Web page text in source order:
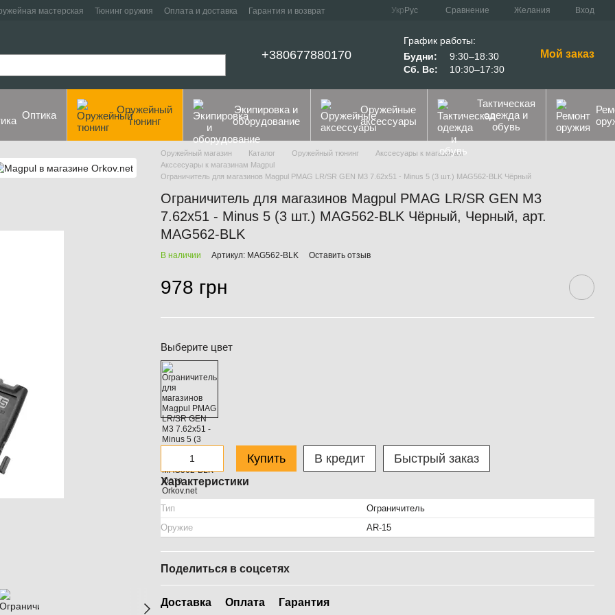
мастерская Тюнинг оружия Оплата и доставка
Гарантия и возврат
Укр Рус Сравнение Желания Вход
+380677880170
График работы:
Будни:
9:30–18:30
Сб. Вс:
10:30–17:30
Мой заказ
Оптика
Оружейный
тюнинг
Экипировка и
оборудование
Оружейные
аксессуары
Тактическая
одежда и
обувь
Оружейный магазин Каталог Оружейный тюнинг
Акссесуары к магазинам
Акссесуары к магазинам Magpul
Ограничитель для магазинов Magpul PMAG LR/SR GEN M3 7.62x51 - Minus 5 (3 шт.) MAG562-BLK Чёрный
Ограничитель для магазинов Magpul PMAG LR/SR GEN M3
7.62x51 - Minus 5 (3 шт.) MAG562-BLK Чёрный, Черный, арт.
MAG562-BLK
В наличии Артикул: MAG562-BLK Оставить отзыв
978 грн
Выберите цвет
Купить В кредит Быстрый заказ
Характеристики
Тип
Ограничитель
Оружие
AR-15
Поделиться в соцсетях
Доставка Оплата
Гарантия